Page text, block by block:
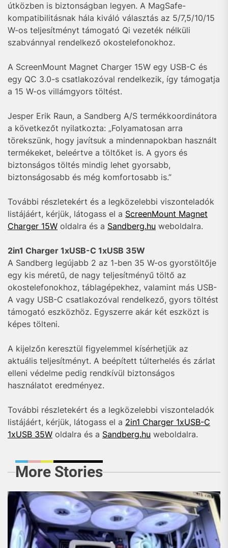
útközben is biztonságban legyen. A MagSafe-
kompatibilitásnak hála kiváló választás az 5/7,5/10/15
W-os teljesítményt támogató Qi vezeték nélküli
szabvánnyal rendelkező okostelefonokhoz.
A ScreenMount Magnet Charger 15W egy USB-C és
egy QC 3.0-s csatlakozóval rendelkezik, így támogatja
a 15 W-os villámgyors töltést.
Jesper Erik Raun, a Sandberg A/S termékkoordinátora
a következőt nyilatkozta: „Folyamatosan arra
törekszünk, hogy javítsuk a mindennapokban használt
termékeket, beleértve a töltőket is. A gyors és
biztonságos töltés mindig lehet gyorsabb,
biztonságosabb és még komfortosabb is.”
További részletekért és a legközelebbi viszonteladók
listájáért, kérjük, látogass el a ScreenMount Magnet
Charger 15W oldalra és a Sandberg.hu weboldalra.
2in1 Charger 1xUSB-C 1xUSB 35W
A Sandberg legújabb 2 az 1-ben 35 W-os gyorstöltője
egy kis méretű, de nagy teljesítményű töltő az
okostelefonokhoz, táblagépekhez, valamint más USB-
A vagy USB-C csatlakozóval rendelkező, gyors töltést
támogató eszközhöz. Egyszerre akár két eszközt is
képes tölteni.
A kijelzőn keresztül figyelemmel kísérhetjük az
aktuális teljesítményt. A beépített túlterhelés és zárlat
elleni védelme pedig rendkívül biztonságos
használatot eredményez.
További részletekért és a legközelebbi viszonteladók
listájáért, kérjük, látogass el a 2in1 Charger 1xUSB-C
1xUSB 35W oldalra és a Sandberg.hu weboldalra.
More Stories